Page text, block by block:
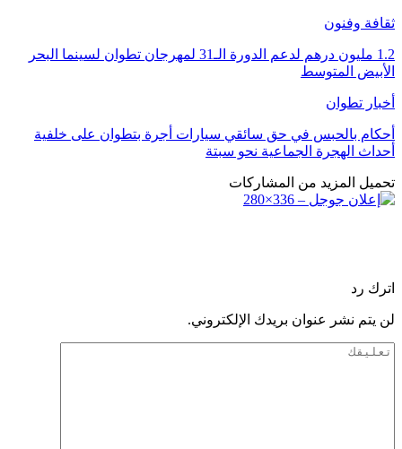
ثقافة وفنون
1.2 مليون درهم لدعم الدورة الـ31 لمهرجان تطوان لسينما البحر
الأبيض المتوسط
أخبار تطوان
أحكام بالحبس في حق سائقي سيارات أجرة بتطوان على خلفية
أحداث الهجرة الجماعية نحو سبتة
تحميل المزيد من المشاركات
اترك رد
لن يتم نشر عنوان بريدك الإلكتروني.